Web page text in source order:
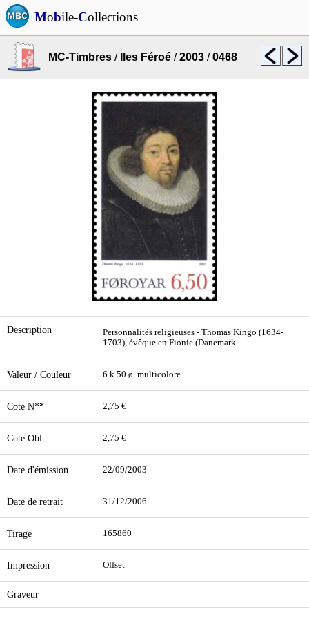
Mobile-Collections
MC-Timbres / Iles Féroé /2003 /0468
Description
Personnalités religieuses - Thomas Kingo (1634-
1703), évêque en Fionie (Danemark
Valeur / Couleur 6 k.50 ø. multicolore
Cote N** 2,75 €
Cote Obl. 2,75 €
Date d'émission 22/09/2003
Date de retrait 31/12/2006
Tirage 165860
Impression Offset
Graveur